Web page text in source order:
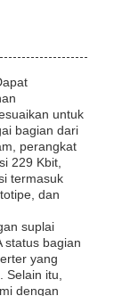
untuk
bagian dari
perangkat
229 Kbit,
termasuk
dan
suplai
status bagian
yang
itu,
dengan